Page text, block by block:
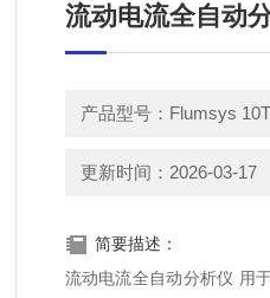
流动电流全自动
产品型号：Flumsys
更新时间：2026-03-17
简要描述：
流动电流全自动分析仪 用